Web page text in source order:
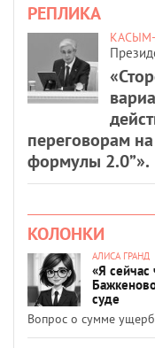
РЕПЛИКА
переговорам
формулы 2.0”».
КОЛОНКИ
АЛИСА ГРАНД
«Я сейчас
суде
Вопрос о сумме